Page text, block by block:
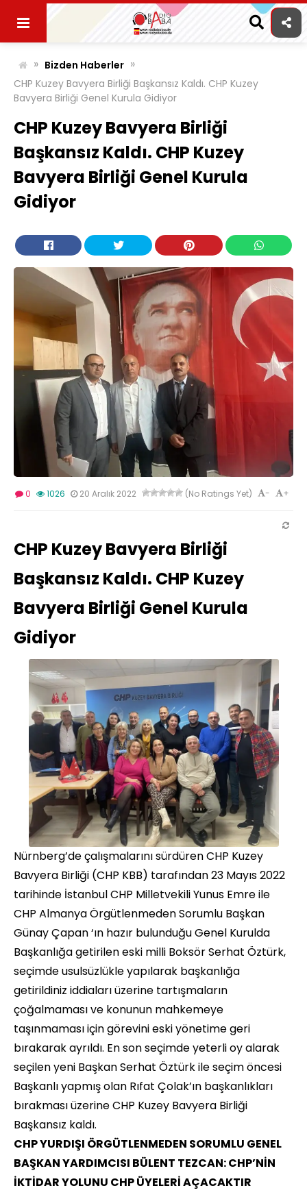
content
» Bizden Haberler »
CHP Kuzey Bavyera Birliği Başkansız Kaldı. CHP Kuzey
Bavyera Birliği Genel Kurula Gidiyor
CHP Kuzey Bavyera Birliği
Başkansız Kaldı. CHP Kuzey
Bavyera Birliği Genel Kurula
Gidiyor
0 1026 20 Aralık 2022 (No Ratings Yet) +
-
CHP Kuzey Bavyera Birliği
Başkansız Kaldı. CHP Kuzey
Bavyera Birliği Genel Kurula
Gidiyor
Nürnberg’de çalışmalarını sürdüren CHP Kuzey
Bavyera Birliği (CHP KBB) tarafından 23 Mayıs 2022
tarihinde İstanbul CHP Milletvekili Yunus Emre ile
CHP Almanya Örgütlenmeden Sorumlu Başkan
Günay Çapan ‘ın hazır bulunduğu Genel Kurulda
Başkanlığa getirilen eski milli Boksör Serhat Öztürk,
seçimde usulsüzlükle yapılarak başkanlığa
getirildiniz iddiaları üzerine tartışmaların
çoğalmaması ve konunun mahkemeye
taşınmaması için görevini eski yönetime geri
bırakarak ayrıldı. En son seçimde yeterli oy alarak
seçilen yeni Başkan Serhat Öztürk ile seçim öncesi
Başkanlı yapmış olan Rıfat Çolak’ın başkanlıkları
bırakması üzerine CHP Kuzey Bavyera Birliği
Başkansız kaldı.
CHP YURDIŞI ÖRGÜTLENMEDEN SORUMLU GENEL
BAŞKAN YARDIMCISI BÜLENT TEZCAN: CHP’NİN
İKTİDAR YOLUNU CHP ÜYELERİ AÇACAKTIR